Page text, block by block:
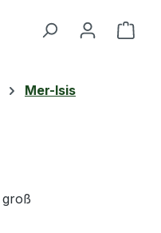
Mer-Isis